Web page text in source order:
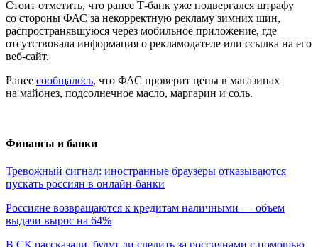
Стоит отметить, что ранее Т-банк уже подвергался штрафу
со стороны ФАС за некорректную рекламу зимних шин,
распространявшуюся через мобильное приложение, где
отсутствовала информация о рекламодателе или ссылка на его
веб-сайт.
Ранее сообщалось, что ФАС проверит цены в магазинах
на майонез, подсолнечное масло, маргарин и соль.
Финансы и банки
Тревожный сигнал: иностранные браузеры отказываются
пускать россиян в онлайн-банки
Россияне возвращаются к кредитам наличными — объем
выдачи вырос на 64%